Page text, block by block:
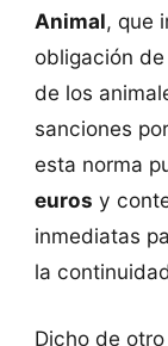
Animal, que
obligación
de los
sanciones
esta norma
euros y
inmediatas
la
Dicho de